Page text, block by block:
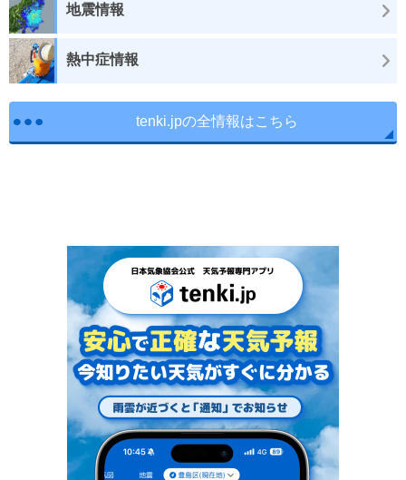
地震情報
熱中症情報
tenki.jpの全情報はこちら